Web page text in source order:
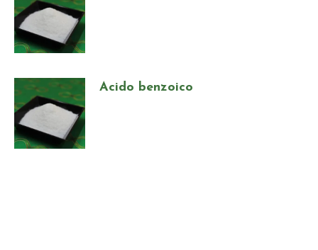
Acido benzoico